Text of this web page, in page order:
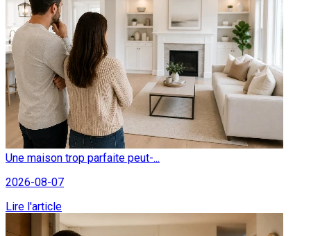
Une maison trop parfaite peut-...
2026-08-07
Lire l'article